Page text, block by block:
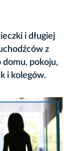
i długiej
z
domu, pokoju,
i kolegów.